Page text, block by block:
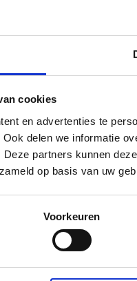
cookies
en advertenties te
delen we informatie
partners kunnen
op basis van uw
Voorkeuren
Qlink. Zo til je je
in continue
op veranderingen.